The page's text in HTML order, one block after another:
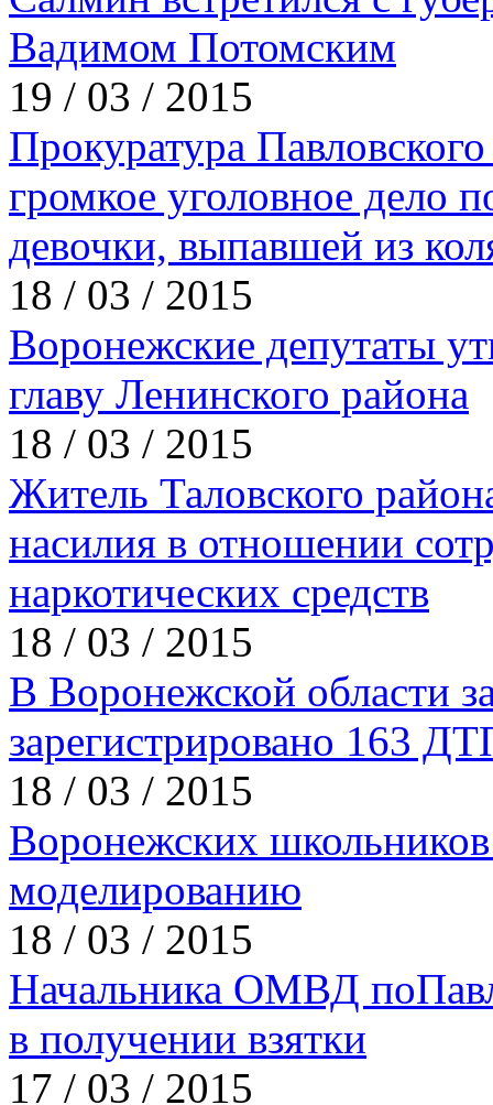
Вадимом Потомским
19 / 03 / 2015
Прокуратура
громкое уголовное дело
девочки, выпавшей из
18 / 03 / 2015
Воронежские депутаты
главу Ленинского района
18 / 03 / 2015
Житель Таловского
насилия в отношении
наркотических средств
18 / 03 / 2015
В Воронежской области
зарегистрировано 163
18 / 03 / 2015
Воронежских
моделированию
18 / 03 / 2015
Начальника ОМВД
в получении взятки
17 / 03 / 2015